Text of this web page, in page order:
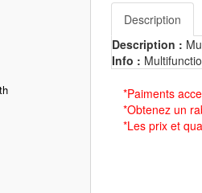
Description
Description :
Info :
*Paiments
*Obtenez un
*Les prix et